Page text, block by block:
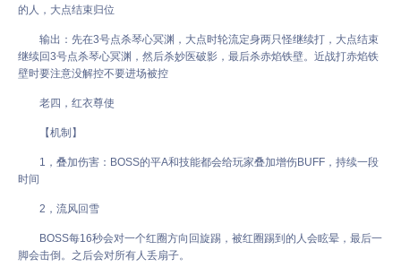
的人，大点结束归位
输出：先在3号点杀琴心冥渊，大点时轮流定身两只怪继续打，大点结束
继续回3号点杀琴心冥渊，然后杀妙医破影，最后杀赤焰铁壁。近战打赤焰铁
壁时要注意没解控不要进场被控
老四，红衣尊使
【机制】
1，叠加伤害：BOSS的平A和技能都会给玩家叠加增伤BUFF，持续一段
时间
2，流风回雪
BOSS每16秒会对一个红圈方向回旋踢，被红圈踢到的人会眩晕，最后一
脚会击倒。之后会对所有人丢扇子。